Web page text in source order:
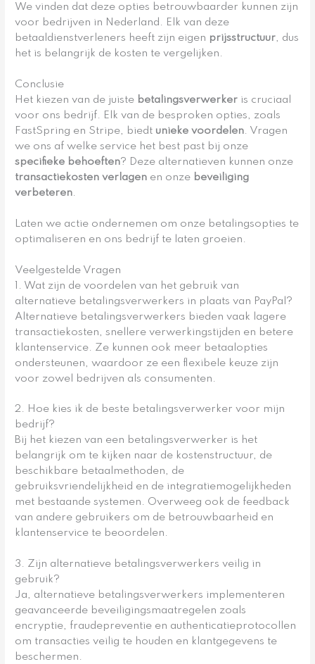
We vinden dat deze opties betrouwbaarder kunnen zijn
voor bedrijven in Nederland. Elk van deze
betaaldienstverleners heeft zijn eigen prijsstructuur, dus
het is belangrijk de kosten te vergelijken.
Conclusie
Het kiezen van de juiste betalingsverwerker is cruciaal
voor ons bedrijf. Elk van de besproken opties, zoals
FastSpring en Stripe, biedt unieke voordelen. Vragen
we ons af welke service het best past bij onze
specifieke behoeften? Deze alternatieven kunnen onze
transactiekosten verlagen en onze beveiliging
verbeteren.
Laten we actie ondernemen om onze betalingsopties te
optimaliseren en ons bedrijf te laten groeien.
Veelgestelde Vragen
1. Wat zijn de voordelen van het gebruik van
alternatieve betalingsverwerkers in plaats van PayPal?
Alternatieve betalingsverwerkers bieden vaak lagere
transactiekosten, snellere verwerkingstijden en betere
klantenservice. Ze kunnen ook meer betaalopties
ondersteunen, waardoor ze een flexibele keuze zijn
voor zowel bedrijven als consumenten.
2. Hoe kies ik de beste betalingsverwerker voor mijn
bedrijf?
Bij het kiezen van een betalingsverwerker is het
belangrijk om te kijken naar de kostenstructuur, de
beschikbare betaalmethoden, de
gebruiksvriendelijkheid en de integratiemogelijkheden
met bestaande systemen. Overweeg ook de feedback
van andere gebruikers om de betrouwbaarheid en
klantenservice te beoordelen.
3. Zijn alternatieve betalingsverwerkers veilig in
gebruik?
Ja, alternatieve betalingsverwerkers implementeren
geavanceerde beveiligingsmaatregelen zoals
encryptie, fraudepreventie en authenticatieprotocollen
om transacties veilig te houden en klantgegevens te
beschermen.